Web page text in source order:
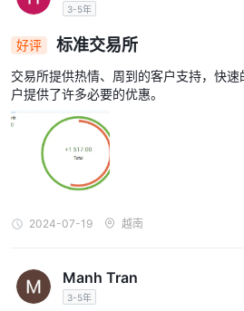
3-5年
好评 标准交易所
交易所提供热情、周到的客户支持，快
户提供了许多必要的优惠。
2024-07-19 越南
Manh Tran
3-5年